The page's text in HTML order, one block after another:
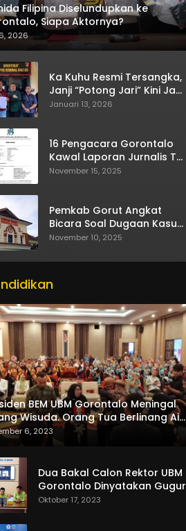
Filipina Diselundupkan ke
Siapa Aktornya?
2026
Ka Kuhu Resmi Tersangka,
Janji “Potong Jari” Kini Jadi
Bumerang
Januari 13, 2026
16 Pengacara Gorontalo
Kawal Laporan Jurnalis TV
One
November 15, 2025
Pemkab Gorut Angkat
Bicara Soal Dugaan Kasus
Asusila Oknum ASN
November 10, 2025
BEM UBM Gorontalo Meningal
Wisuda. Orang Tua Berlinang Air
Menerima SKL dan Pemasangan
6, 2023
Dua Bakal Calon Rektor UBM
Gorontalo Dinyatakan Gugur
Oktober 17, 2023